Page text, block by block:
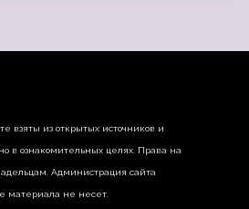
взяты из открытых источников и
в ознакомительных целях. Права на
Администрация сайта
материала не несет.